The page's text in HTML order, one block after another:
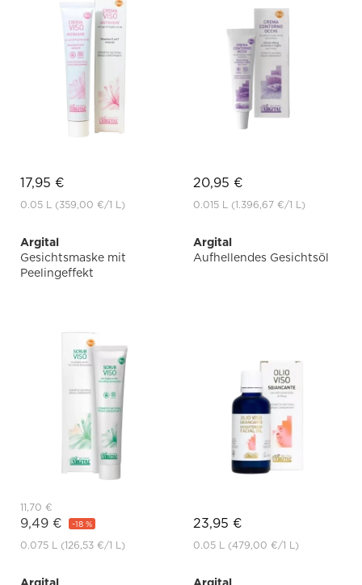
17,95 €
0.05 L (359,00 €/1 L)
20,95 €
0.015 L (1.396,67 €/1 L)
Argital
Gesichtsmaske mit
Peelingeffekt
11,70 €
9,49 € -18 %
0.075 L (126,53 €/1 L)
Argital
Aufhellendes Gesichtsöl
23,95 €
0.05 L (479,00 €/1 L)